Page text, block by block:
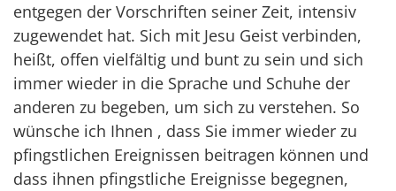
entgegen der Vorschriften seiner Zeit, intensiv
zugewendet hat. Sich mit Jesu Geist verbinden,
heißt, offen vielfältig und bunt zu sein und sich
immer wieder in die Sprache und Schuhe der
anderen zu begeben, um sich zu verstehen. So
wünsche ich Ihnen , dass Sie immer wieder zu
pfingstlichen Ereignissen beitragen können und
dass ihnen pfingstliche Ereignisse begegnen,